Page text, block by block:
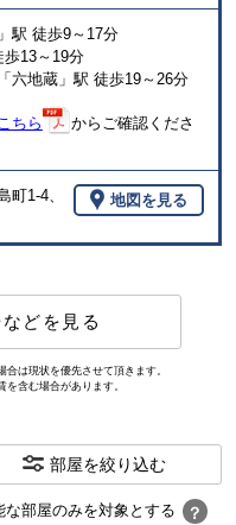
駅 徒歩9～17分
13～19分
六地蔵」駅 徒歩19～26分
こちら
からご確認くださ
町1-4、
地図を見る
どを見る
は現状を優先させて頂きます。
含む場合があります。
部屋を絞り込む
な部屋のみを対象とする ？